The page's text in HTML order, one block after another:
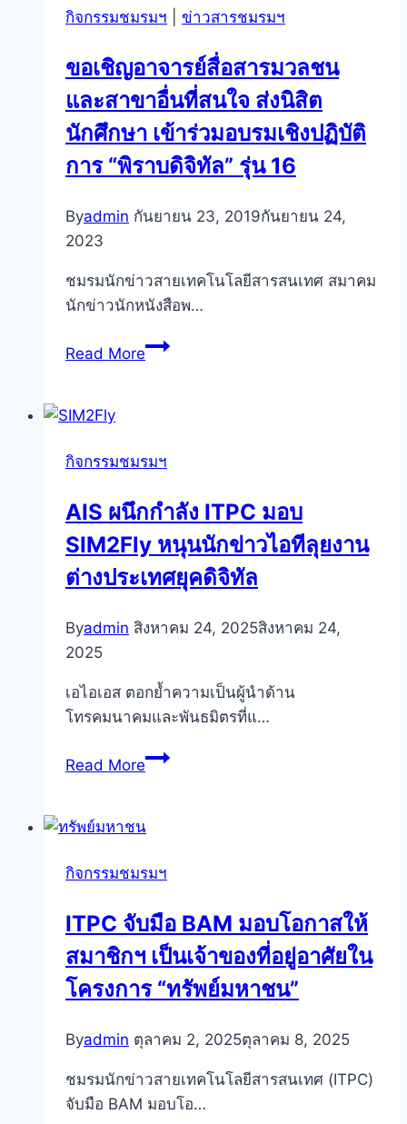
สนุ๊ก
กิจกรรมชมรมฯ ข่าวสารชมรมฯ
ขอเชิญอาจารย์สื่อสารมวลชน
และสาขาอื่นที่สนใจ ส่งนิสิต
นักศึกษา เข้าร่วมอบรมเชิงปฏิบัติ
การ “พิราบดิจิทัล” รุ่น 16
Byadmin กันยายน 23, 2019กันยายน 24,
2023
ชมรมนักข่าวสายเทคโนโลยีสารสนเทศ สมาคม
นักข่าวนักหนังสือพ…
Read Moreขอ
และ
อื่น
ที่
ส่ง
นักศึกษา
ร่วม
อบรม
ปฏิบัติ
ดิจิทัล”
16
กิจกรรมชมรมฯ
AIS ผนึกกำลัง ITPC มอบ
SIM2Fly หนุนนักข่าวไอทีลุยงาน
ต่างประเทศยุคดิจิทัล
Byadmin สิงหาคม 24, 2025สิงหาคม 24,
2025
เอไอเอส ตอกย้ำความเป็นผู้นำด้าน
โทรคมนาคมและพันธมิตรที่แ…
Read MoreAIS
ITPC
SIM2Fly
นัก
ข่าว
ไอที
ลุย
ต่าง
ประเทศ
ยุค
กิจกรรมชมรมฯ
ITPC จับมือ BAM มอบโอกาสให้
สมาชิกฯ เป็นเจ้าของที่อยู่อาศัยใน
โครงการ “ทรัพย์มหาชน”
Byadmin ตุลาคม 2, 2025ตุลาคม 8, 2025
ชมรมนักข่าวสายเทคโนโลยีสารสนเทศ (ITPC)
จับมือ BAM มอบโอ…